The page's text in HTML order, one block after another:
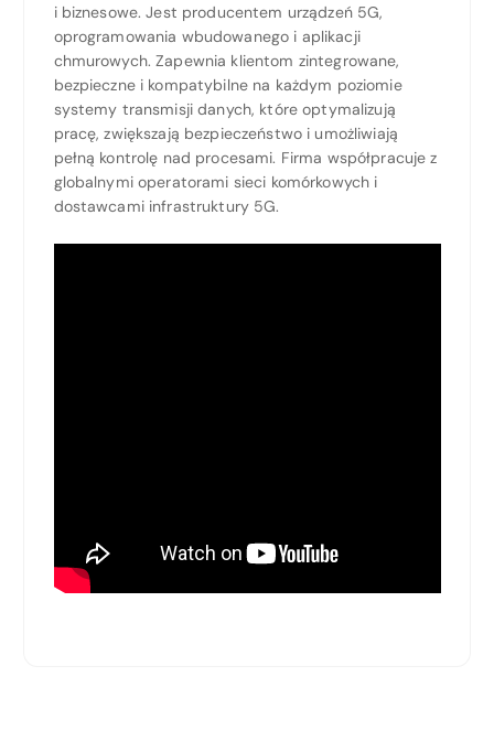
i biznesowe. Jest producentem urządzeń 5G,
oprogramowania wbudowanego i aplikacji
chmurowych. Zapewnia klientom zintegrowane,
bezpieczne i kompatybilne na każdym poziomie
systemy transmisji danych, które optymalizują
pracę, zwiększają bezpieczeństwo i umożliwiają
pełną kontrolę nad procesami. Firma współpracuje z
globalnymi operatorami sieci komórkowych i
dostawcami infrastruktury 5G.